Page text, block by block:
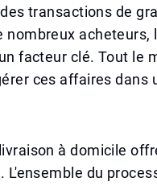
transactions de
nombreux acheteurs,
facteur clé. Tout le
ces affaires dans
à domicile
L'ensemble du